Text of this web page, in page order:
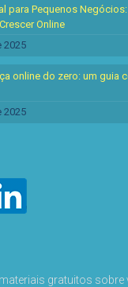
para Pequenos Negócios:
Online
2025
online do zero: um guia
2025
gratuitos sobre